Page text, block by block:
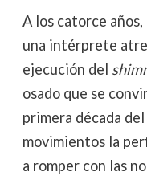
A los catorce
una intérprete
ejecución del
osado que se
primera década
movimientos la
a romper con las